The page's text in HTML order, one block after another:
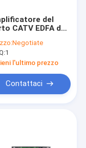
del
CATV EDFA del
Negotiate
1
l'ultimo prezzo
Contattaci